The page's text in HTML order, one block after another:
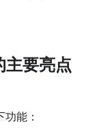
主要亮点
能：